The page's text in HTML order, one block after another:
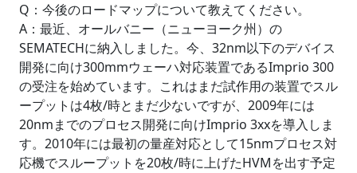
Q：今後のロードマップについて教えてください。
A：最近、オールバニー（ニューヨーク州）の
SEMATECHに納入しました。今、32nm以下のデバイス
開発に向け300mmウェーハ対応装置であるImprio 300
の受注を始めています。これはまだ試作用の装置でスル
ープットは4枚/時とまだ少ないですが、2009年には
20nmまでのプロセス開発に向けImprio 3xxを導入しま
す。2010年には最初の量産対応として15nmプロセス対
応機でスループットを20枚/時に上げたHVMを出す予定